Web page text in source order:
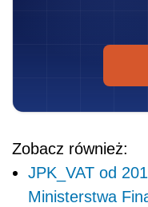
Zobacz również:
JPK_VAT od
Ministerstwa